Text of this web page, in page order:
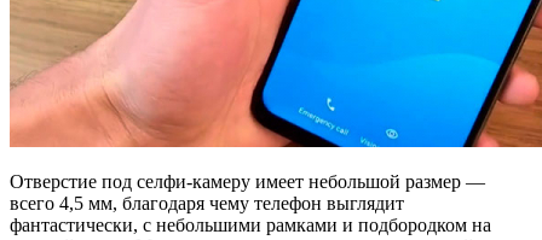
Отверстие под селфи-камеру имеет небольшой размер —
всего 4,5 мм, благодаря чему телефон выглядит
фантастически, с небольшими рамками и подбородком на